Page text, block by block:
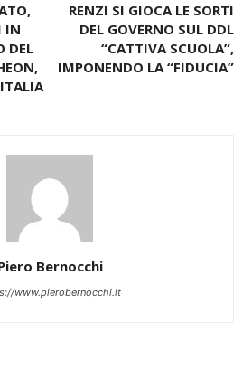
IN
DEL
RENZI SI GIOCA LE SORTI
DEL GOVERNO SUL DDL
“CATTIVA SCUOLA”,
IMPONENDO LA “FIDUCIA”
Bernocchi
www.pierobernocchi.it